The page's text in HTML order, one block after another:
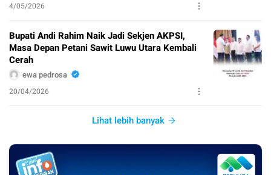
4/05/2026
Bupati Andi Rahim Naik Jadi Sekjen AKPSI,
Masa Depan Petani Sawit Luwu Utara Kembali
Cerah
ewa pedrosa
20/04/2026
Lihat lebih banyak